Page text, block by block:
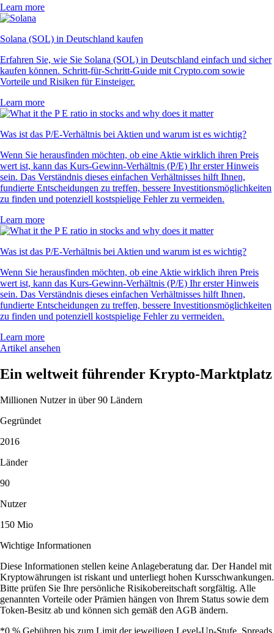
Learn more
Solana (SOL) in Deutschland kaufen
Erfahren Sie, wie Sie Solana (SOL) in Deutschland einfach und sicher
kaufen können. Schritt-für-Schritt-Guide mit Crypto.com sowie
Vorteile und Risiken für Einsteiger.
Learn more
Was ist das P/E-Verhältnis bei Aktien und warum ist es wichtig?
Wenn Sie herausfinden möchten, ob eine Aktie wirklich ihren Preis
wert ist, kann das Kurs-Gewinn-Verhältnis (P/E) Ihr erster Hinweis
sein. Das Verständnis dieses einfachen Verhältnisses hilft Ihnen,
fundierte Entscheidungen zu treffen, bessere Investitionsmöglichkeiten
zu finden und potenziell kostspielige Fehler zu vermeiden.
Learn more
Was ist das P/E-Verhältnis bei Aktien und warum ist es wichtig?
Wenn Sie herausfinden möchten, ob eine Aktie wirklich ihren Preis
wert ist, kann das Kurs-Gewinn-Verhältnis (P/E) Ihr erster Hinweis
sein. Das Verständnis dieses einfachen Verhältnisses hilft Ihnen,
fundierte Entscheidungen zu treffen, bessere Investitionsmöglichkeiten
zu finden und potenziell kostspielige Fehler zu vermeiden.
Learn more
Artikel ansehen
Ein weltweit führender Krypto-Marktplatz
Millionen Nutzer in über 90 Ländern
Gegründet
2016
Länder
90
Nutzer
150 Mio
Wichtige Informationen
Diese Informationen stellen keine Anlageberatung dar. Der Handel mit
Kryptowährungen ist riskant und unterliegt hohen Kursschwankungen.
Bitte prüfen Sie Ihre persönliche Risikobereitschaft sorgfältig. Alle
genannten Vorteile oder Prämien hängen von Ihrem Status sowie dem
Token-Besitz ab und können sich gemäß den AGB ändern.
*0 % Gebühren bis zum Limit der jeweiligen Level-Up-Stufe. Spreads